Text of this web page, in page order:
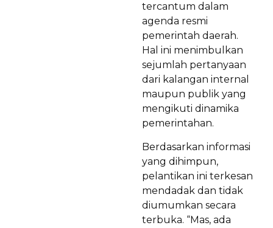
tercantum dalam
agenda resmi
pemerintah daerah.
Hal ini menimbulkan
sejumlah pertanyaan
dari kalangan internal
maupun publik yang
mengikuti dinamika
pemerintahan.
Berdasarkan informasi
yang dihimpun,
pelantikan ini terkesan
mendadak dan tidak
diumumkan secara
terbuka. “Mas, ada